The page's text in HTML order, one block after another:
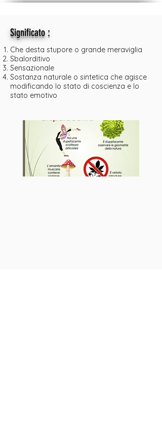
Significato:
Che desta stupore o grande meraviglia
Sbalorditivo
Sensazionale
Sostanza naturale o sintetica che agisce
modificando lo stato di coscienza e lo
stato emotivo